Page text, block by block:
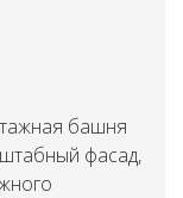
башня
фасад,